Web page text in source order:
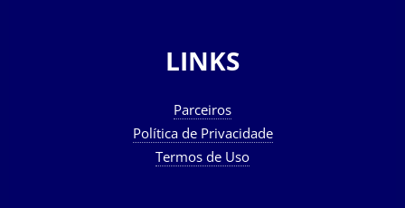
LINKS
Parceiros
Política de Privacidade
Termos de Uso